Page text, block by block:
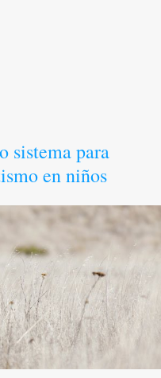
sistema para
en niños